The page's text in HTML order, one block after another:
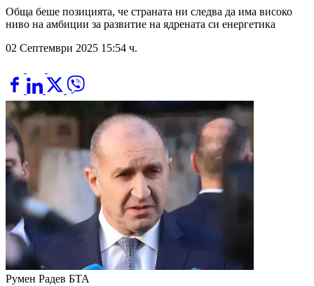
Обща беше позицията, че страната ни следва да има високо
ниво на амбиции за развитие на ядрената си енергетика
02 Септември 2025 15:54 ч.
Румен Радев БТА